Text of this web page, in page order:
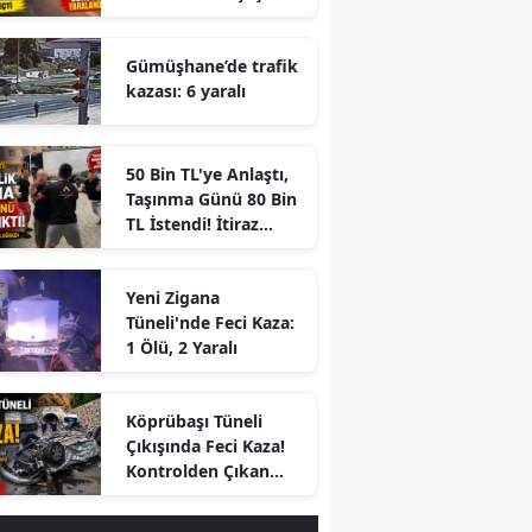
Gümüşhane’de trafik
kazası: 6 yaralı
50 Bin TL'ye Anlaştı,
Taşınma Günü 80 Bin
TL İstendi! İtiraz
Yeni Zigana
Tüneli'nde Feci Kaza:
1 Ölü, 2 Yaralı
Köprübaşı Tüneli
Çıkışında Feci Kaza!
Kontrolden Çıkan
Takla Attı